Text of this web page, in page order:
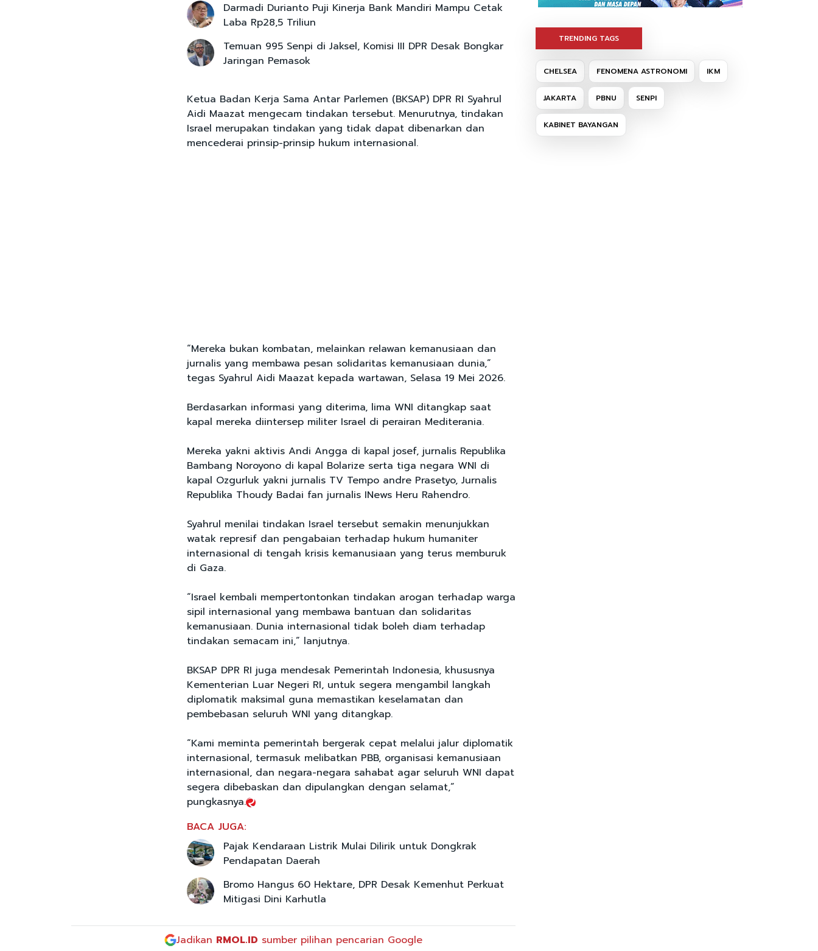
Darmadi Durianto Puji Kinerja Bank Mandiri Mampu Cetak
Laba Rp28,5 Triliun
Temuan 995 Senpi di Jaksel, Komisi III DPR Desak Bongkar
Jaringan Pemasok
Ketua Badan Kerja Sama Antar Parlemen (BKSAP) DPR RI Syahrul
Aidi Maazat mengecam tindakan tersebut. Menurutnya, tindakan
Israel merupakan tindakan yang tidak dapat dibenarkan dan
mencederai prinsip-prinsip hukum internasional.
“Mereka bukan kombatan, melainkan relawan kemanusiaan dan
jurnalis yang membawa pesan solidaritas kemanusiaan dunia,”
tegas Syahrul Aidi Maazat kepada wartawan, Selasa 19 Mei 2026.
Berdasarkan informasi yang diterima, lima WNI ditangkap saat
kapal mereka diintersep militer Israel di perairan Mediterania.
Mereka yakni aktivis Andi Angga di kapal josef, jurnalis Republika
Bambang Noroyono di kapal Bolarize serta tiga negara WNI di
kapal Ozgurluk yakni jurnalis TV Tempo andre Prasetyo, Jurnalis
Republika Thoudy Badai fan jurnalis INews Heru Rahendro.
Syahrul menilai tindakan Israel tersebut semakin menunjukkan
watak represif dan pengabaian terhadap hukum humaniter
internasional di tengah krisis kemanusiaan yang terus memburuk
di Gaza.
“Israel kembali mempertontonkan tindakan arogan terhadap warga
sipil internasional yang membawa bantuan dan solidaritas
kemanusiaan. Dunia internasional tidak boleh diam terhadap
tindakan semacam ini,” lanjutnya.
BKSAP DPR RI juga mendesak Pemerintah Indonesia, khususnya
Kementerian Luar Negeri RI, untuk segera mengambil langkah
diplomatik maksimal guna memastikan keselamatan dan
pembebasan seluruh WNI yang ditangkap.
“Kami meminta pemerintah bergerak cepat melalui jalur diplomatik
internasional, termasuk melibatkan PBB, organisasi kemanusiaan
internasional, dan negara-negara sahabat agar seluruh WNI dapat
segera dibebaskan dan dipulangkan dengan selamat,”
pungkasnya.
BACA JUGA:
Pajak Kendaraan Listrik Mulai Dilirik untuk Dongkrak
Pendapatan Daerah
Bromo Hangus 60 Hektare, DPR Desak Kemenhut Perkuat
Mitigasi Dini Karhutla
Jadikan RMOL.ID sumber pilihan pencarian Google
TRENDING TAGS
CHELSEA FENOMENA ASTRONOMI IKM
JAKARTA PBNU SENPI
KABINET BAYANGAN